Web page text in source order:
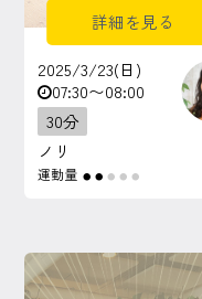
詳細を見る
2025/3/23(日)
07:30〜08:00
30分
ノリ
運動量 ● ● ● ● ●